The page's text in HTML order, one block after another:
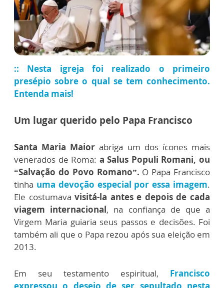
:: Nesta igreja foi realizado o primeiro
presépio sobre o qual se tem conhecimento.
Entenda mais!
Um lugar querido pelo Papa Francisco
Santa Maria Maiorabriga um dos ícones mais
venerados de Roma: a Salus Populi Romani, ou
“Salvação do Povo Romano”. O Papa Francisco
tinha uma devoção especial por essa imagem.
Ele costumavavisitá-la antes e depois de cada
viagem internacional, na confiança de que a
Virgem Maria guiaria seus passos e decisões. Foi
também ali que o Papa rezou após sua eleição em
2013.
Em seu testamento espiritual, Francisco